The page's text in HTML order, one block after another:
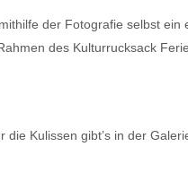
der Fotografie selbst
des Kulturrucksack
Kulissen gibt’s in der